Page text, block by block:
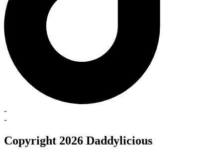
-
-
Copyright 2026 Daddylicious